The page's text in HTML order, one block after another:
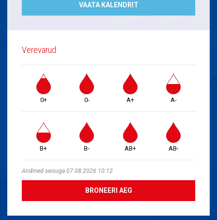
VAATA KALENDRIT
Verevarud
0+ 0- A+ A-
B+ B- AB+ AB-
Andmed seisuga 07.08.2026 10:12
BRONEERI AEG